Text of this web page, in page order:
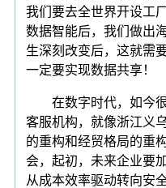
我们要去全世界开设工
数据智能后，我们做出
生深刻改变后，这就需
一定要实现数据共享！
在数字时代，如今很
客服机构，就像浙江义
的重构和经贸格局的重
会，起初，未来企业要
从成本效率驱动转向安